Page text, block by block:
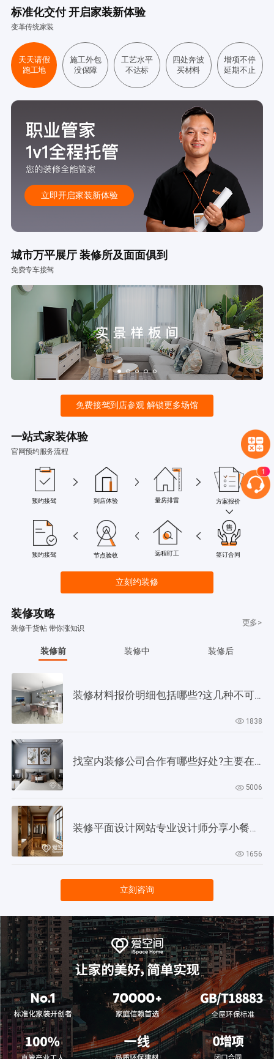
标准化交付 开启家装新体验
变革传统家装
天天请假
跑工地
施工外包
没保障
工艺水平
不达标
四处奔波
买材料
增项不停
延期不止
立即开启家装新体验
城市万平展厅 装修所及面面俱到
免费专车接驾
免费接驾到店参观 解锁更多场馆
一站式家装体验
官网预约服务流程
预约接驾 到店体验 量房排雷 方案报价
预约接驾 节点验收 远程盯工 签订合同
立刻约装修
装修攻略
装修干货帖 带你涨知识
更多>
装修前 装修中 装修后
装修材料报价明细包括哪些?这几种不可缺少!
1838
找室内装修公司合作有哪些好处?主要在以下4个方面!
5006
1656
立刻咨询